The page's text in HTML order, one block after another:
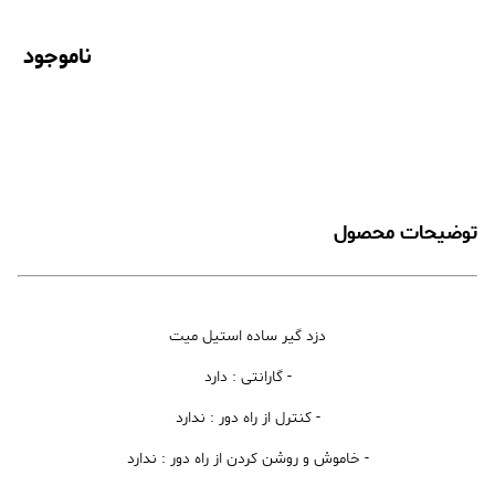
ناموجود
توضیحات محصول
دزد گیر ساده استیل میت
- گارانتی : دارد
- کنترل از راه دور : ندارد
- خاموش و روشن کردن از راه دور : ندارد